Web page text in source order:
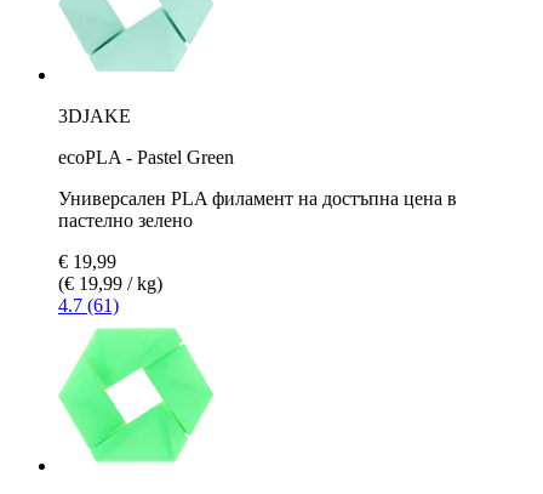
3DJAKE
ecoPLA - Pastel Green
Универсален PLA филамент на достъпна цена в
пастелно зелено
€ 19,99
(€ 19,99 / kg)
4.7 (61)